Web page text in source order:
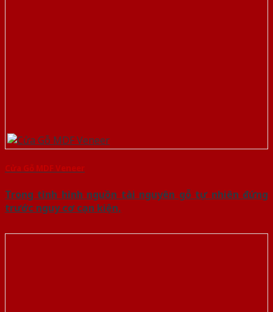
Cửa Gỗ MDF Veneer
Trong tình hình nguồn tài nguyên gỗ tự nhiên đứng
trước nguy cơ cạn kiện,